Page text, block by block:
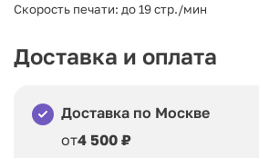
Скорость печати: до 19 стр./мин
Доставка и оплата
Доставка по Москве
от4 500 ₽